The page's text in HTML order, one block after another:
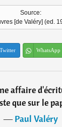
Source:
[de Valéry] (ed.
Twitter WhatsApp
affaire
que sur le
―Paul Valéry